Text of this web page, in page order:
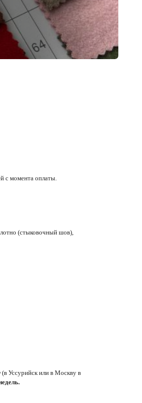
с момента оплаты.
(стыковочный шов),
(в Уссурийск или в Москву в